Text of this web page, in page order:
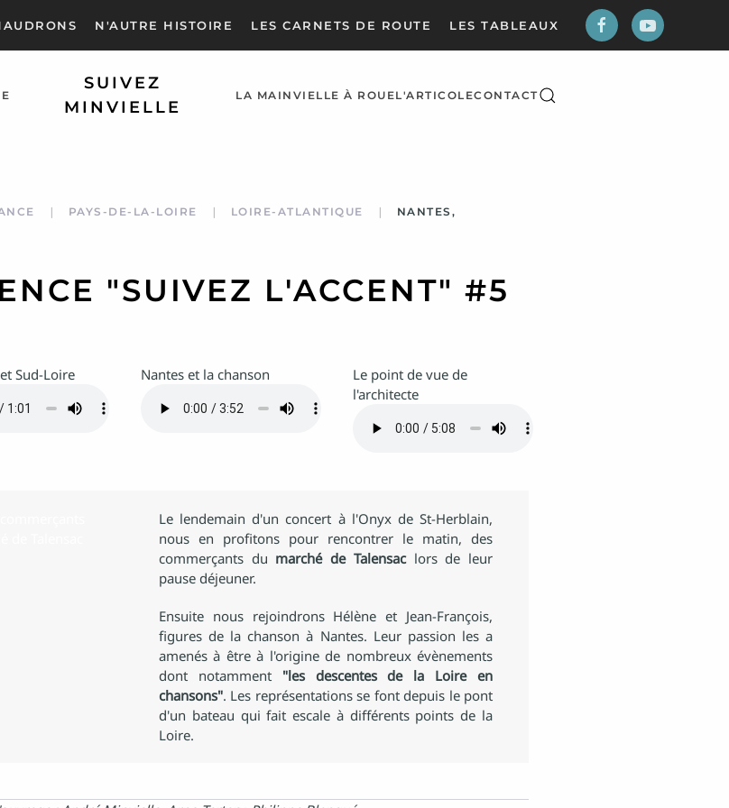
N'AUTRE HISTOIRE LES CARNETS DE ROUTE LES TABLEAUX
SUIVEZ
MINVIELLE
LA MAINVIELLE À ROUEL'ARTICOLECONTACT
PAYS-DE-LA-LOIRE LOIRE-ATLANTIQUE
NANTES,
"SUIVEZ L'ACCENT" #5
Sud-Loire Nantes et la chanson
Le point de vue de
l'architecte
Le lendemain d'un concert à l'Onyx de St-Herblain,
nous en profitons pour rencontrer le matin, des
commerçants du marché de Talensaclors de leur
pause déjeuner.
Ensuite nous rejoindrons Hélène et Jean-François,
figures de la chanson à Nantes. Leur passion les a
amenés à être à l'origine de nombreux évènements
dont notamment "les descentes de la Loire en
chansons". Les représentations se font depuis le pont
d'un bateau qui fait escale à différents points de la
Loire.